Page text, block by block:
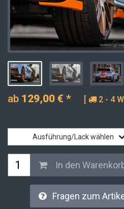
ab 129,00 € * 2 - 4
Ausführung/Lack wählen
In den
Fragen zum